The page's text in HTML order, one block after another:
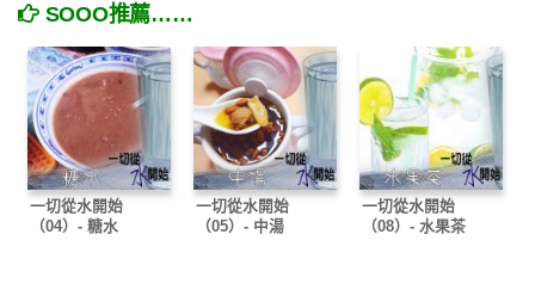
SOOO推薦……
一切從水開始
（04）- 糖水
一切從水開始
（05）- 中湯
一切從水開始
（08）- 水果茶